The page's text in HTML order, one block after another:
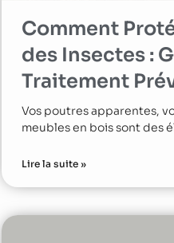
Comment
des Insectes :
Traitement
Vos poutres apparentes,
meubles en bois sont des
Lire la suite »